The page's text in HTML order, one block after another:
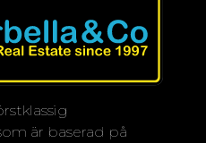
privat garage
miljö som är
eller
är baserad på